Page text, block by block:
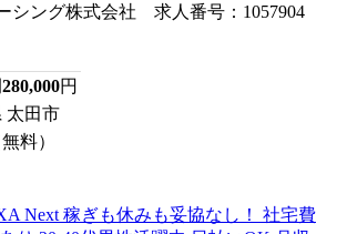
シング株式会社 求人番号：1057904
280,000円
太田市
料）